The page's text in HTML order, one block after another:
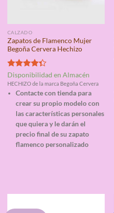
CALZADO
Zapatos de Flamenco Mujer
Begoña Cervera Hechizo
Valorado
con4.33
de 5
Disponibilidad en Almacén
HECHIZO de la marca Begoña Cervera
Contacte con tienda para
crear su propio modelo con
las características personales
que quiera y le darán el
precio final de su zapato
flamenco personalizado